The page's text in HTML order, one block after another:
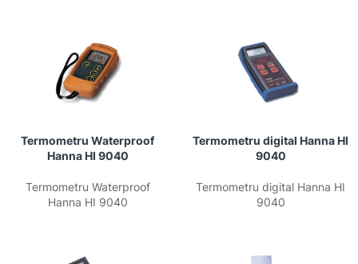
Termometru Waterproof
Hanna HI 9040
Termometru Waterproof
Hanna HI 9040
Termometru digital Hanna HI
9040
Termometru digital Hanna HI
9040